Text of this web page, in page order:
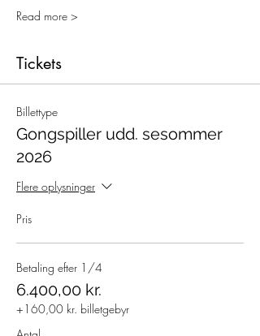
Read more >
Tickets
Billettype
Gongspiller udd. sesommer
2026
Flere oplysninger
Pris
Betaling efter 1/4
6.400,00 kr.
+160,00 kr. billetgebyr